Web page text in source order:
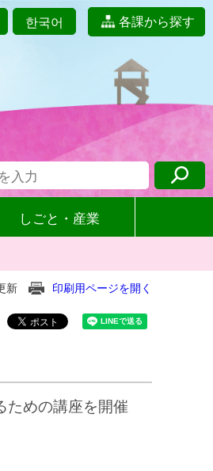
한국어 各課から探す
しごと・産業
新 印刷用ページを開く
ための講座を開催